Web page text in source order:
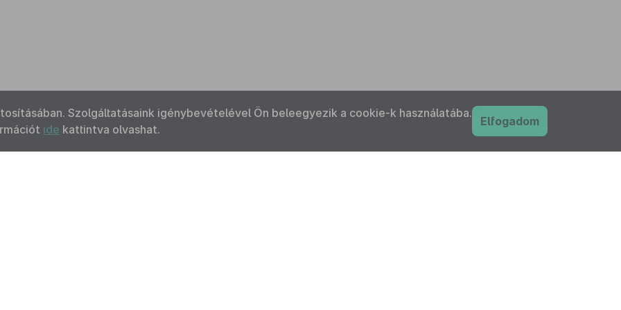
Szolgáltatásaink igénybevételével Ön beleegyezik a cookie-k használatába.
ide kattintva olvashat.
Elfogadom